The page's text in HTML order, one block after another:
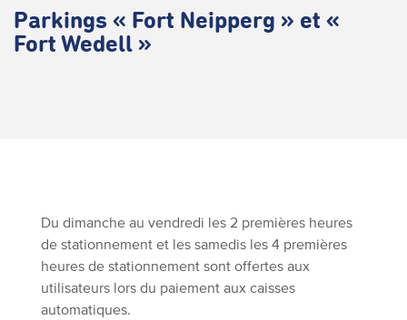
Parkings « Fort Neipperg » et «
Fort Wedell »
Du dimanche au vendredi les 2 premières heures
de stationnement et les samedis les 4 premières
heures de stationnement sont offertes aux
utilisateurs lors du paiement aux caisses
automatiques.